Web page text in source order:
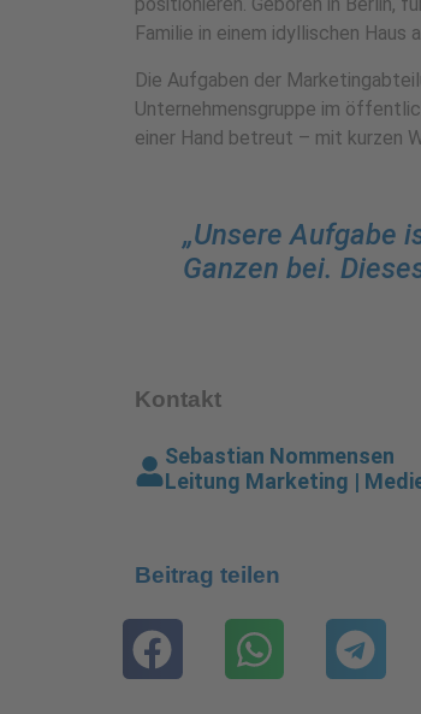
positionieren. Geboren in Berlin,
Familie in einem idyllischen Haus
Die Aufgaben der
Unternehmensgruppe im
einer Hand betreut – mit kurzen
„Unsere Aufgabe
Ganzen bei.
Kontakt
Sebastian Nommensen
Leitung Marketing |
Beitrag teilen